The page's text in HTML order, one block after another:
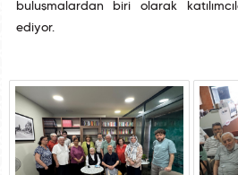
buluşmalardan biri olarak
ediyor.